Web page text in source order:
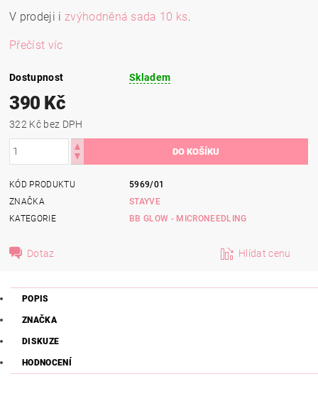
V prodeji i zvýhodněná sada 10 ks.
Přečíst víc
Dostupnost Skladem
390 Kč
322 Kč bez DPH
KÓD PRODUKTU
5969/01
ZNAČKA
STAYVE
KATEGORIE
BB GLOW - MICRONEEDLING
Dotaz Hlídat cenu
POPIS
ZNAČKA
DISKUZE
HODNOCENÍ